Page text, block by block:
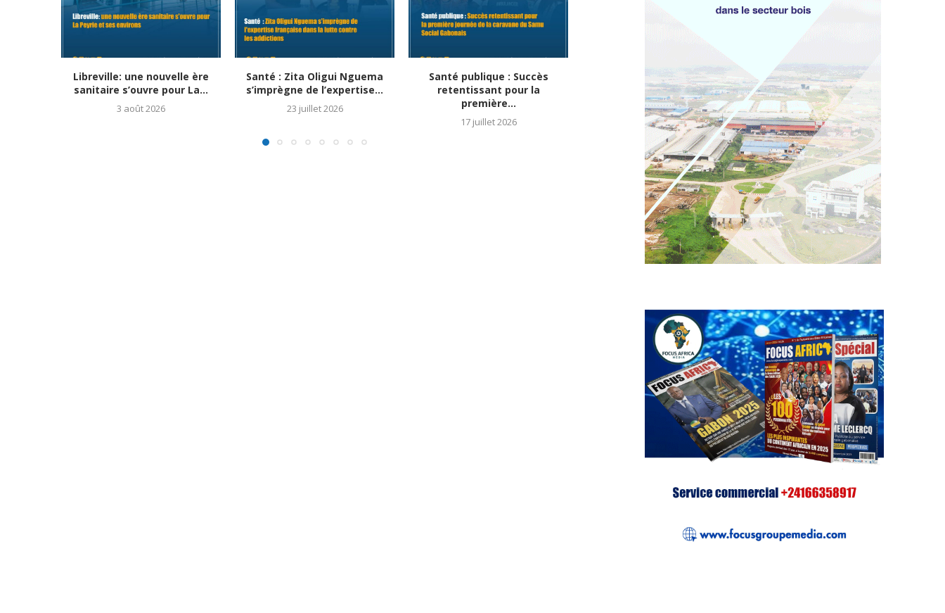
Libreville: une nouvelle ère
sanitaire s’ouvre pour La...
3 août 2026
Santé : Zita Oligui Nguema
s’imprègne de l’expertise...
23 juillet 2026
Santé publique : Succès
retentissant pour la
première...
17 juillet 2026
Santé publique : Vers une
synergie renforcée pour...
9 juillet 2026
Santé publique : Plus de 1000
cartons de...
8 juillet 2026